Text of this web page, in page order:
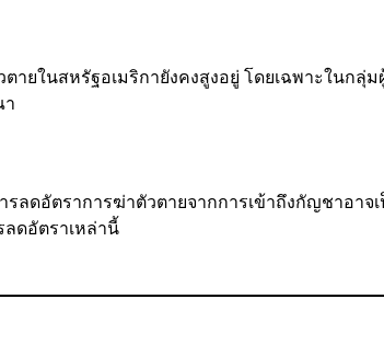
ยในสหรัฐอเมริกายังคงสูงอยู่ โดยเฉพาะในกลุ่
ลดอัตราการฆ่าตัวตายจากการเข้าถึงกัญชาอาจ
ดอัตราเหล่านี้